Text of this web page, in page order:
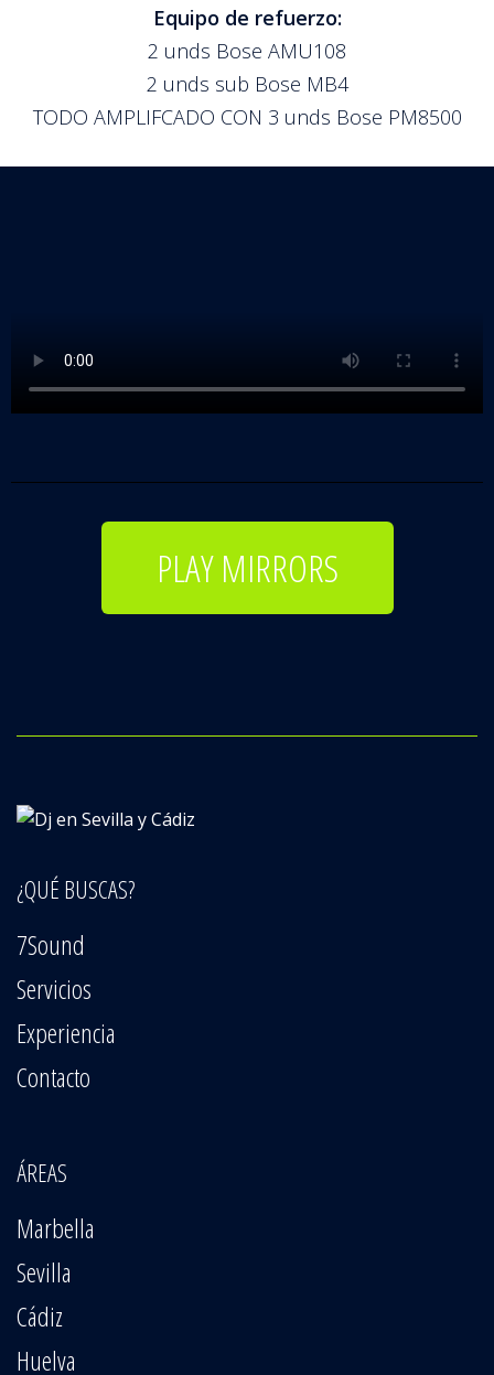
Equipo de refuerzo:
2 unds Bose AMU108
2 unds sub Bose MB4
TODO AMPLIFCADO CON 3 unds Bose PM8500
PLAY MIRRORS
¿QUÉ BUSCAS?
7Sound
Servicios
Experiencia
Contacto
ÁREAS
Marbella
Sevilla
Cádiz
Huelva